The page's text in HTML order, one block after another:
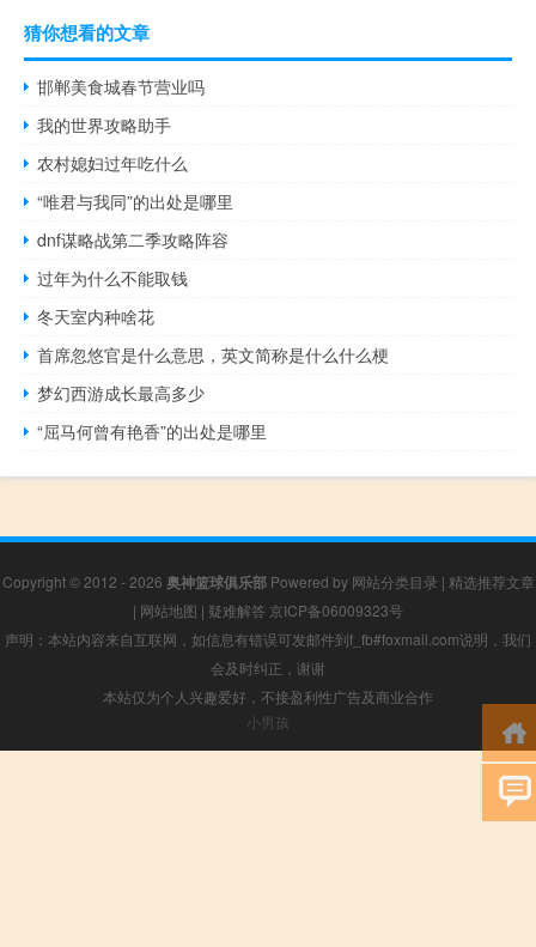
猜你想看的文章
邯郸美食城春节营业吗
我的世界攻略助手
农村媳妇过年吃什么
“唯君与我同”的出处是哪里
dnf谋略战第二季攻略阵容
过年为什么不能取钱
冬天室内种啥花
首席忽悠官是什么意思，英文简称是什么什么梗
梦幻西游成长最高多少
“屈马何曾有艳香”的出处是哪里
Copyright © 2012 - 2026 奥神篮球俱乐部Powered by 网站分类目录 | 精选推荐文章
| 网站地图 | 疑难解答 京ICP备06009323号
声明：本站内容来自互联网，如信息有错误可发邮件到f_fb#foxmail.com说明，我们
会及时纠正，谢谢
本站仅为个人兴趣爱好，不接盈利性广告及商业合作
小男孩